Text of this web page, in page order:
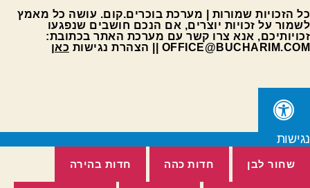
כל הזכויות שמורות | מערכת בוכרים.קום. עושה כל מאמץ
לשמור על זכויות יוצרים, אם הנכם חושבים שנפגעו
זכויותיכם, אנא צרו קשר עם מערכת האתר בכתובת:
OFFICE@BUCHARIM.COM || הצהרת נגישות
כאן
נגישות
שחור לבן חדות כהה חדות בהירה